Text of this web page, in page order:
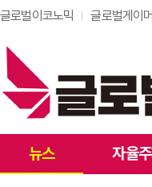
글로벌이코노믹 글로벌게이
뉴스 자율